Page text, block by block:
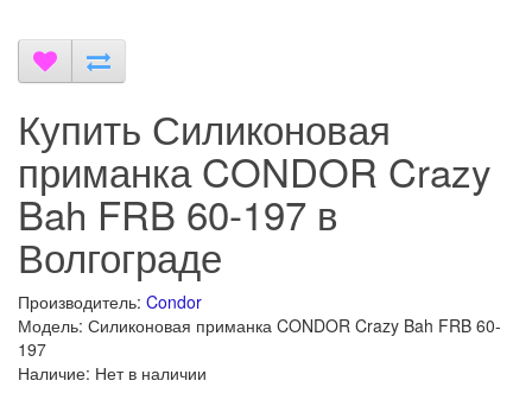
Купить Силиконовая
приманка CONDOR Crazy
Bah FRB 60-197 в
Волгограде
Производитель: Condor
Модель: Силиконовая приманка CONDOR Crazy Bah FRB 60-
197
Наличие: Нет в наличии